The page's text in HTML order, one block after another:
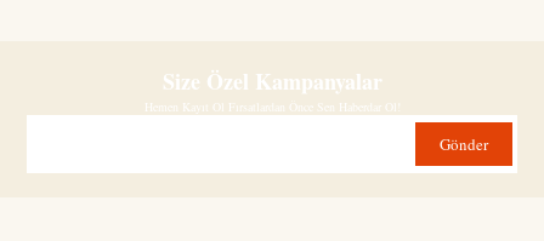
Size Özel Kampanyalar
Hemen Kayıt Ol Fırsatlardan Önce Sen Haberdar Ol!
Gönder